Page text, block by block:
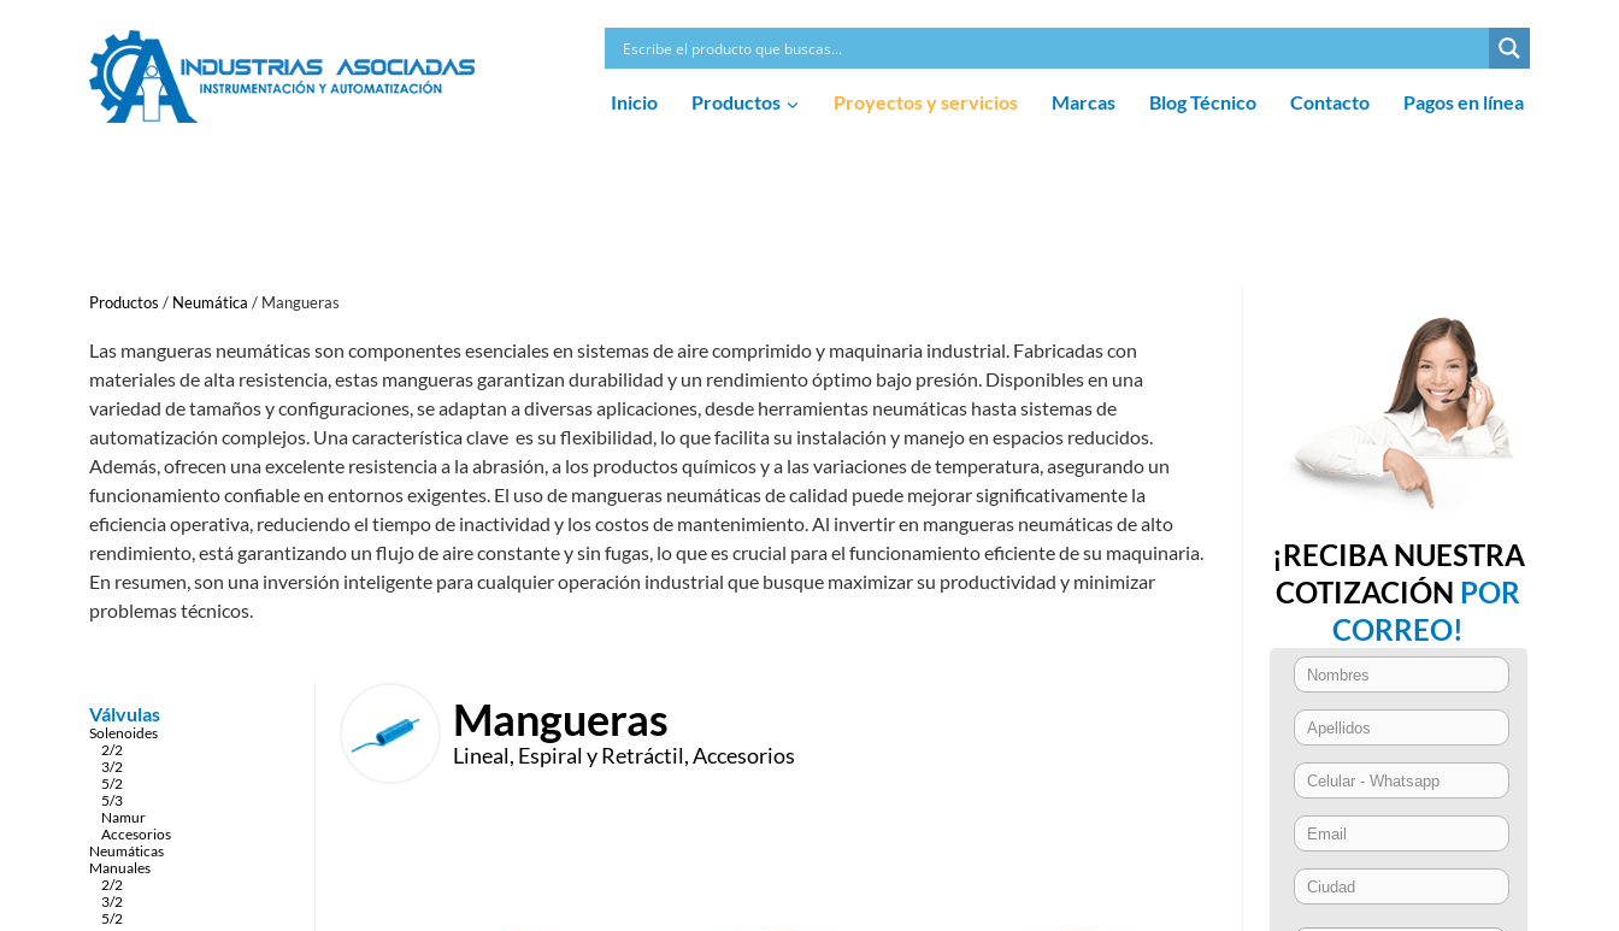
Inicio
Productos Proyectos y servicios Marcas Blog Técnico Contacto Pagos en línea
Productos / Neumática / Mangueras
Las mangueras neumáticas son componentes esenciales en sistemas de aire comprimido y maquinaria industrial. Fabricadas con
materiales de alta resistencia, estas mangueras garantizan durabilidad y un rendimiento óptimo bajo presión. Disponibles en una
variedad de tamaños y configuraciones, se adaptan a diversas aplicaciones, desde herramientas neumáticas hasta sistemas de
automatización complejos. Una característica clave es su flexibilidad, lo que facilita su instalación y manejo en espacios reducidos.
Además, ofrecen una excelente resistencia a la abrasión, a los productos químicos y a las variaciones de temperatura, asegurando un
funcionamiento confiable en entornos exigentes. El uso de mangueras neumáticas de calidad puede mejorar significativamente la
eficiencia operativa, reduciendo el tiempo de inactividad y los costos de mantenimiento. Al invertir en mangueras neumáticas de alto
rendimiento, está garantizando un flujo de aire constante y sin fugas, lo que es crucial para el funcionamiento eficiente de su maquinaria.
En resumen, son una inversión inteligente para cualquier operación industrial que busque maximizar su productividad y minimizar
problemas técnicos.
Válvulas
Solenoides
2/2
3/2
5/2
5/3
Namur
Accesorios
Neumáticas
Manuales
2/2
3/2
5/2
Mangueras
Lineal, Espiral y Retráctil, Accesorios
¡RECIBA NUESTRA
COTIZACIÓN POR
CORREO!